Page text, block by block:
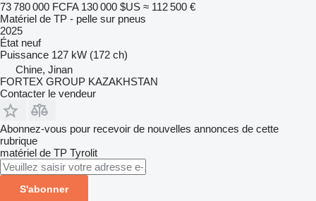
73 780 000 FCFA 130 000 $US ≈ 112 500 €
Matériel de TP - pelle sur pneus
2025
État neuf
Puissance 127 kW (172 ch)
Chine, Jinan
FORTEX GROUP KAZAKHSTAN
Contacter le vendeur
Abonnez-vous pour recevoir de nouvelles annonces de cette
rubrique
matériel de TP Tyrolit
S'abonner